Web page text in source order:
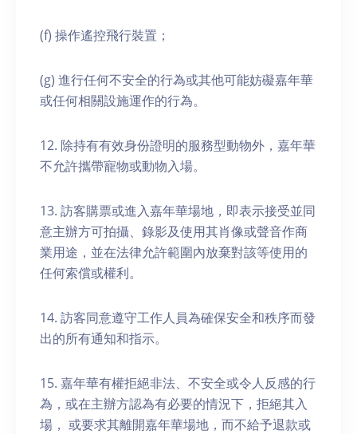
(f) 操作遙控飛行裝置；
(g) 進行任何不安全的行為或其他可能妨礙嘉年華
或任何相關設施運作的行為。
12. 除持有有效身份證明的服務型動物外，嘉年華
不允許攜帶寵物或動物入場。
13. 訪客購票或進入嘉年華場地，即表示接受並同
意主辦方可拍攝、錄影及使用其肖像或聲音作商
業用途，並在法律允許範圍內放棄對該等使用的
任何索償或權利。
14. 訪客同意遵守工作人員為確保安全和秩序而發
出的所有通知和指示。
15. 嘉年華有權拒絕非法、不安全或令人反感的行
為，或在主辦方認為有必要的情況下，拒絕其入
場， 或要求其離開嘉年華場地，而不給予退款或